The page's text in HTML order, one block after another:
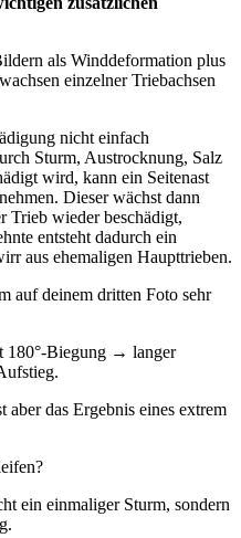
als Winddeformation plus
einzelner Triebachsen
nicht einfach
Sturm, Austrocknung, Salz
wird, kann ein Seitenast
Dieser wächst dann
Trieb wieder beschädigt,
entsteht dadurch ein
aus ehemaligen Haupttrieben.
auf deinem dritten Foto sehr
180°-Biegung → langer
aber das Ergebnis eines extrem
ein einmaliger Sturm, sondern